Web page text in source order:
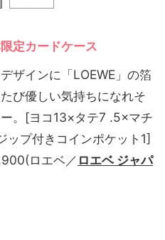
定カードケース
ザインに「LOEWE」の箔
び優しい気持ちになれそ
。[ヨコ13×タテ7 .5×マチ
ップ付きコインポケット1]
ロエベ／ ロエベ ジャパ